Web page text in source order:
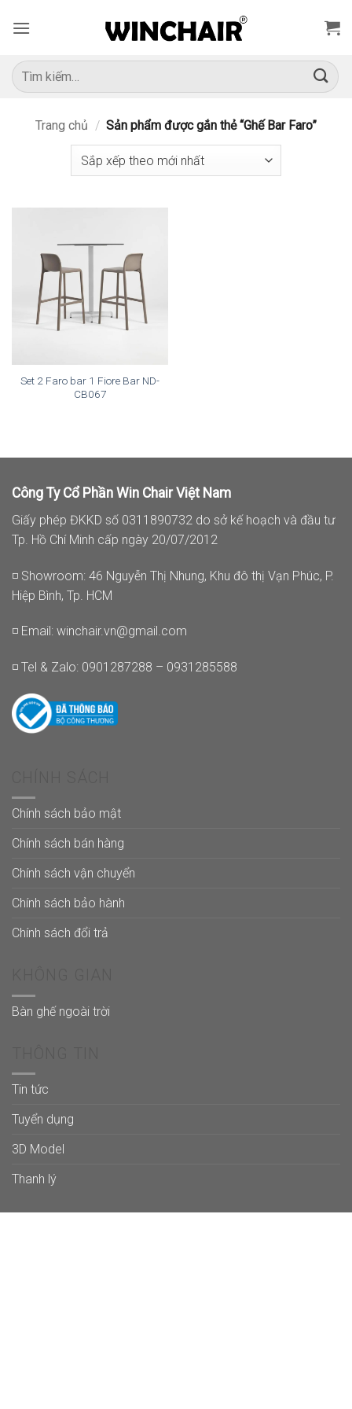
qua
dung
Tìm
kiếm:
Trang chủ / Sản phẩm được gắn thẻ “Ghế Bar Faro”
Set 2 Faro bar 1 Fiore Bar ND-
CB067
Công Ty Cổ Phần Win Chair Việt Nam
Giấy phép ĐKKD số 0311890732 do sở kế hoạch và đầu tư
Tp. Hồ Chí Minh cấp ngày 20/07/2012
◽ Showroom: 46 Nguyễn Thị Nhung, Khu đô thị Vạn Phúc, P.
Hiệp Bình, Tp. HCM
◽ Email: winchair.vn@gmail.com
◽ Tel & Zalo: 0901287288 – 0931285588
Chính sách bảo mật
Chính sách bán hàng
Chính sách vận chuyển
Chính sách bảo hành
Chính sách đổi trả
Bàn ghế ngoài trời
Tin tức
Tuyển dụng
3D Model
Thanh lý